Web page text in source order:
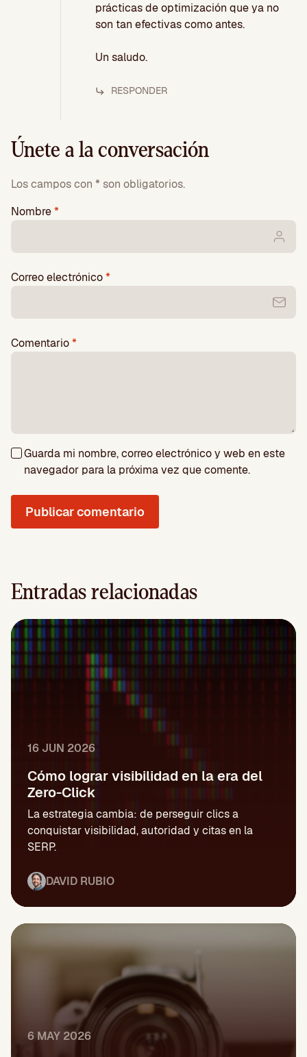
prácticas de optimización que ya no
son tan efectivas como antes.
Un saludo.
RESPONDER
Únete a la conversación
Los campos con * son obligatorios.
Nombre*
Correo electrónico*
Comentario*
Guarda mi nombre, correo electrónico y web en este
navegador para la próxima vez que comente.
Entradas relacionadas
16 JUN 2026
Cómo lograr visibilidad en la era del
Zero-Click
La estrategia cambia: de perseguir clics a
conquistar visibilidad, autoridad y citas en la
SERP.
DAVID RUBIO
6 MAY 2026